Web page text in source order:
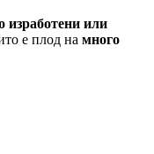
изработени или
е плод на много